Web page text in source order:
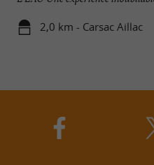
2,0 km - Carsac Aillac